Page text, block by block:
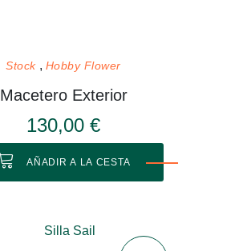
Stock Hobby Flower
Macetero Exterior
130,00 €
AÑADIR A LA CESTA